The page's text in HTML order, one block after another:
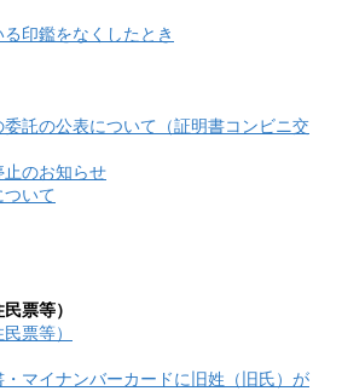
印鑑をなくしたとき
託の公表について（証明書コンビニ交
止のお知らせ
いて
票等）
票等）
マイナンバーカードに旧姓（旧氏）が